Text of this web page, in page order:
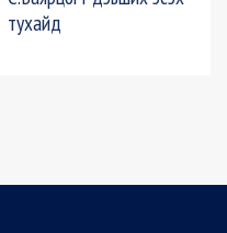
тухайд